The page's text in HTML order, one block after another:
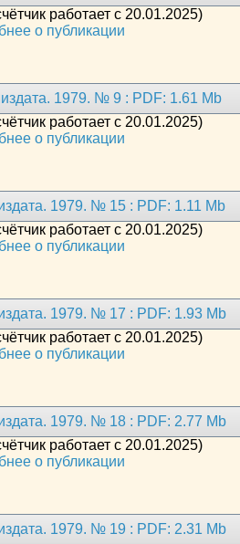
работает с 20.01.2025)
о публикации
1979. № 9 : PDF: 1.61 Mb
работает с 20.01.2025)
о публикации
1979. № 15 : PDF: 1.11 Mb
работает с 20.01.2025)
о публикации
1979. № 17 : PDF: 1.93 Mb
работает с 20.01.2025)
о публикации
1979. № 18 : PDF: 2.77 Mb
работает с 20.01.2025)
о публикации
1979. № 19 : PDF: 2.31 Mb